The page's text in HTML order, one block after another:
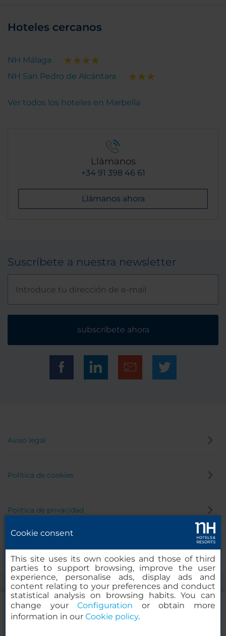
Hoteles cercanos
NH Málaga
NH San Pedro de Alcántara
Ver todos los hoteles en Marbella
Llámanos
+34 91 398 46 61
Llámanos ahora
Suscríbete a nuestra newsletter
subscríbete ahora
Aviso legal
Política de cookies
Política de privacidad
Cookie consent
This site uses its own cookies and those of third
parties to support browsing, improve the user
experience, personalise ads, display ads and
content relating to your preferences and conduct
statistical analysis on browsing habits. You can
change yourConfiguration or obtain more
information in our Cookie policy.